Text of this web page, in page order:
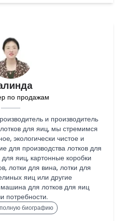
по продажам
и производитель
для яиц, мы стремимся
экологически чистое и
для производства лотков для
яиц, картонные коробки
лотки для вина, лотки для
яиц или другие
машина для лотков для яиц
потребности.
биографию